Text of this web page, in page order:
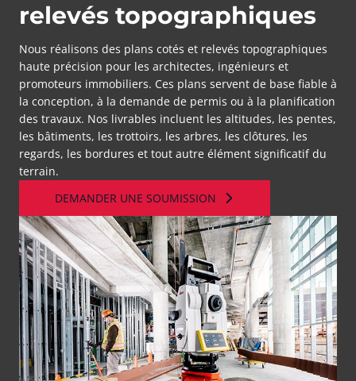
relevés topographiques
Nous réalisons des plans cotés et relevés topographiques
haute précision pour les architectes, ingénieurs et
promoteurs immobiliers. Ces plans servent de base fiable à
la conception, à la demande de permis ou à la planification
des travaux. Nos livrables incluent les altitudes, les pentes,
les bâtiments, les trottoirs, les arbres, les clôtures, les
regards, les bordures et tout autre élément significatif du
terrain.
DEMANDER UNE SOUMISSION